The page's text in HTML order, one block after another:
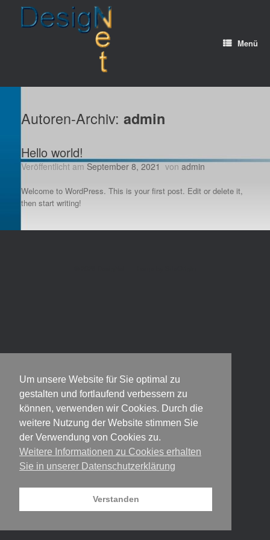
springen
Menü
Autoren-Archiv: admin
Hello world!
Veröffentlicht amSeptember 8, 2021 von admin
Welcome to WordPress. This is your first post. Edit or delete it,
then start writing!
Um unsere Website für Sie optimal zu
gestalten und fortlaufend verbessern zu
können, verwenden wir Cookies. Durch die
weitere Nutzung der Website stimmen Sie
der Verwendung von Cookies zu.
Weitere Informationen zu Cookies erhalten
Sie in unserer Datenschutzerklärung
Verstanden